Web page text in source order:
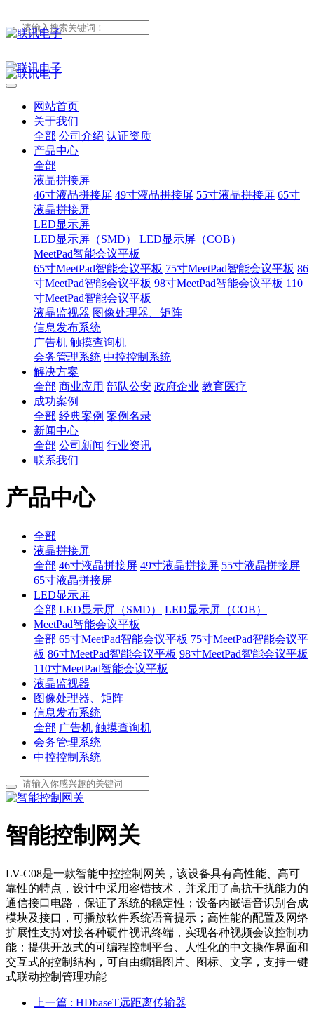
网站首页
关于我们
全部 公司介绍 认证资质
产品中心
全部
液晶拼接屏
46寸液晶拼接屏 49寸液晶拼接屏 55寸液晶拼接屏 65寸
液晶拼接屏
LED显示屏
LED显示屏（SMD）
LED显示屏（COB）
MeetPad智能会议平板
65寸MeetPad智能会议平板 75寸MeetPad智能会议平板 86
寸MeetPad智能会议平板 98寸MeetPad智能会议平板 110
寸MeetPad智能会议平板
液晶监视器 图像处理器、矩阵
信息发布系统
广告机 触摸查询机
会务管理系统 中控控制系统
解决方案
全部 商业应用 部队公安 政府企业 教育医疗
成功案例
全部 经典案例 案例名录
新闻中心
全部 公司新闻 行业资讯
联系我们
产品中心
全部
液晶拼接屏
全部 46寸液晶拼接屏 49寸液晶拼接屏 55寸液晶拼接屏
65寸液晶拼接屏
LED显示屏
全部 LED显示屏（SMD）
LED显示屏（COB）
MeetPad智能会议平板
全部 65寸MeetPad智能会议平板 75寸MeetPad智能会议平
板 86寸MeetPad智能会议平板 98寸MeetPad智能会议平板
110寸MeetPad智能会议平板
液晶监视器
图像处理器、矩阵
信息发布系统
全部 广告机 触摸查询机
会务管理系统
中控控制系统
智能控制网关
LV-C08是一款智能中控控制网关，该设备具有高性能、高可
靠性的特点，设计中采用容错技术，并采用了高抗干扰能力的
通信接口电路，保证了系统的稳定性；设备内嵌语音识别合成
模块及接口，可播放软件系统语音提示；高性能的配置及网络
扩展性支持对接各种硬件视讯终端，实现各种视频会议控制功
能；提供开放式的可编程控制平台、人性化的中文操作界面和
交互式的控制结构，可自由编辑图片、图标、文字，支持一键
式联动控制管理功能
上一篇 : HDbaseT远距离传输器